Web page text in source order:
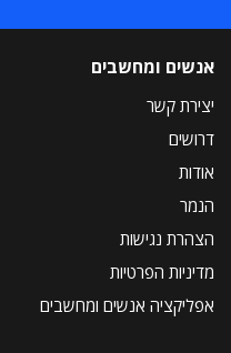
אנשים ומחשבים
יצירת קשר
דרושים
אודות
הנמר
הצהרת נגישות
מדיניות הפרטיות
אפליקציה אנשים ומחשבים